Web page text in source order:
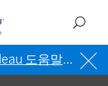
도움말을 참조